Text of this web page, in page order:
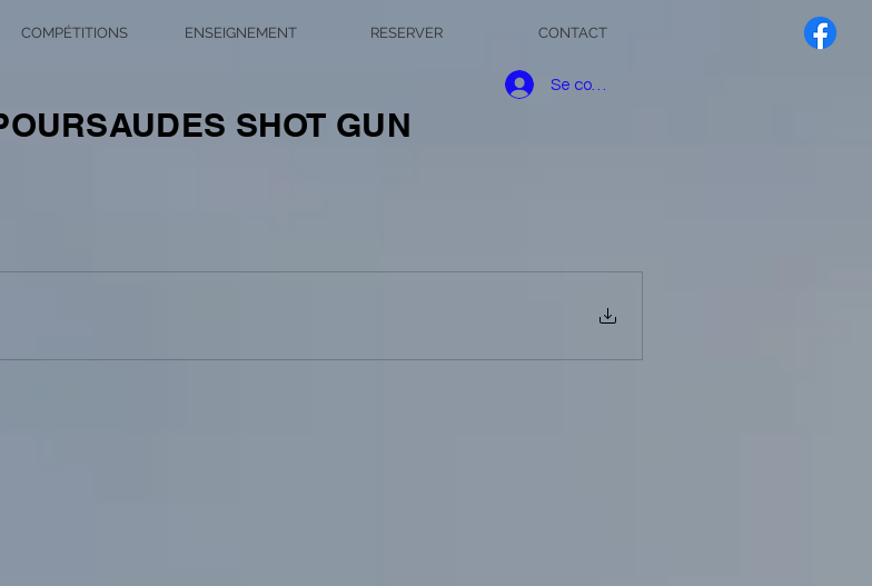
COMPÉTITIONS ENSEIGNEMENT RESERVER CONTACT
Se connecter
SHOT GUN